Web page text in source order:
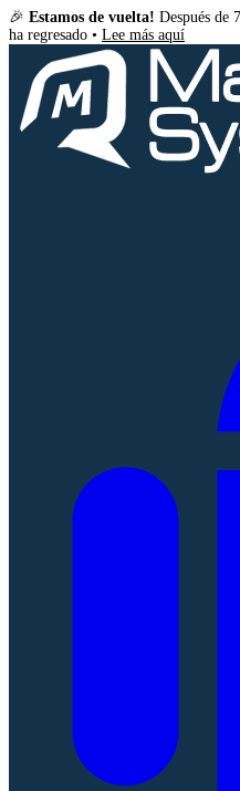
🎉 Estamos de vuelta! Después de
ha regresado • Lee más aquí